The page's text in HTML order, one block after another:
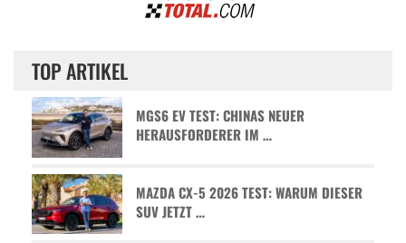
TOP ARTIKEL
MGS6 EV TEST: CHINAS NEUER
HERAUSFORDERER IM …
MAZDA CX-5 2026 TEST: WARUM DIESER
SUV JETZT …